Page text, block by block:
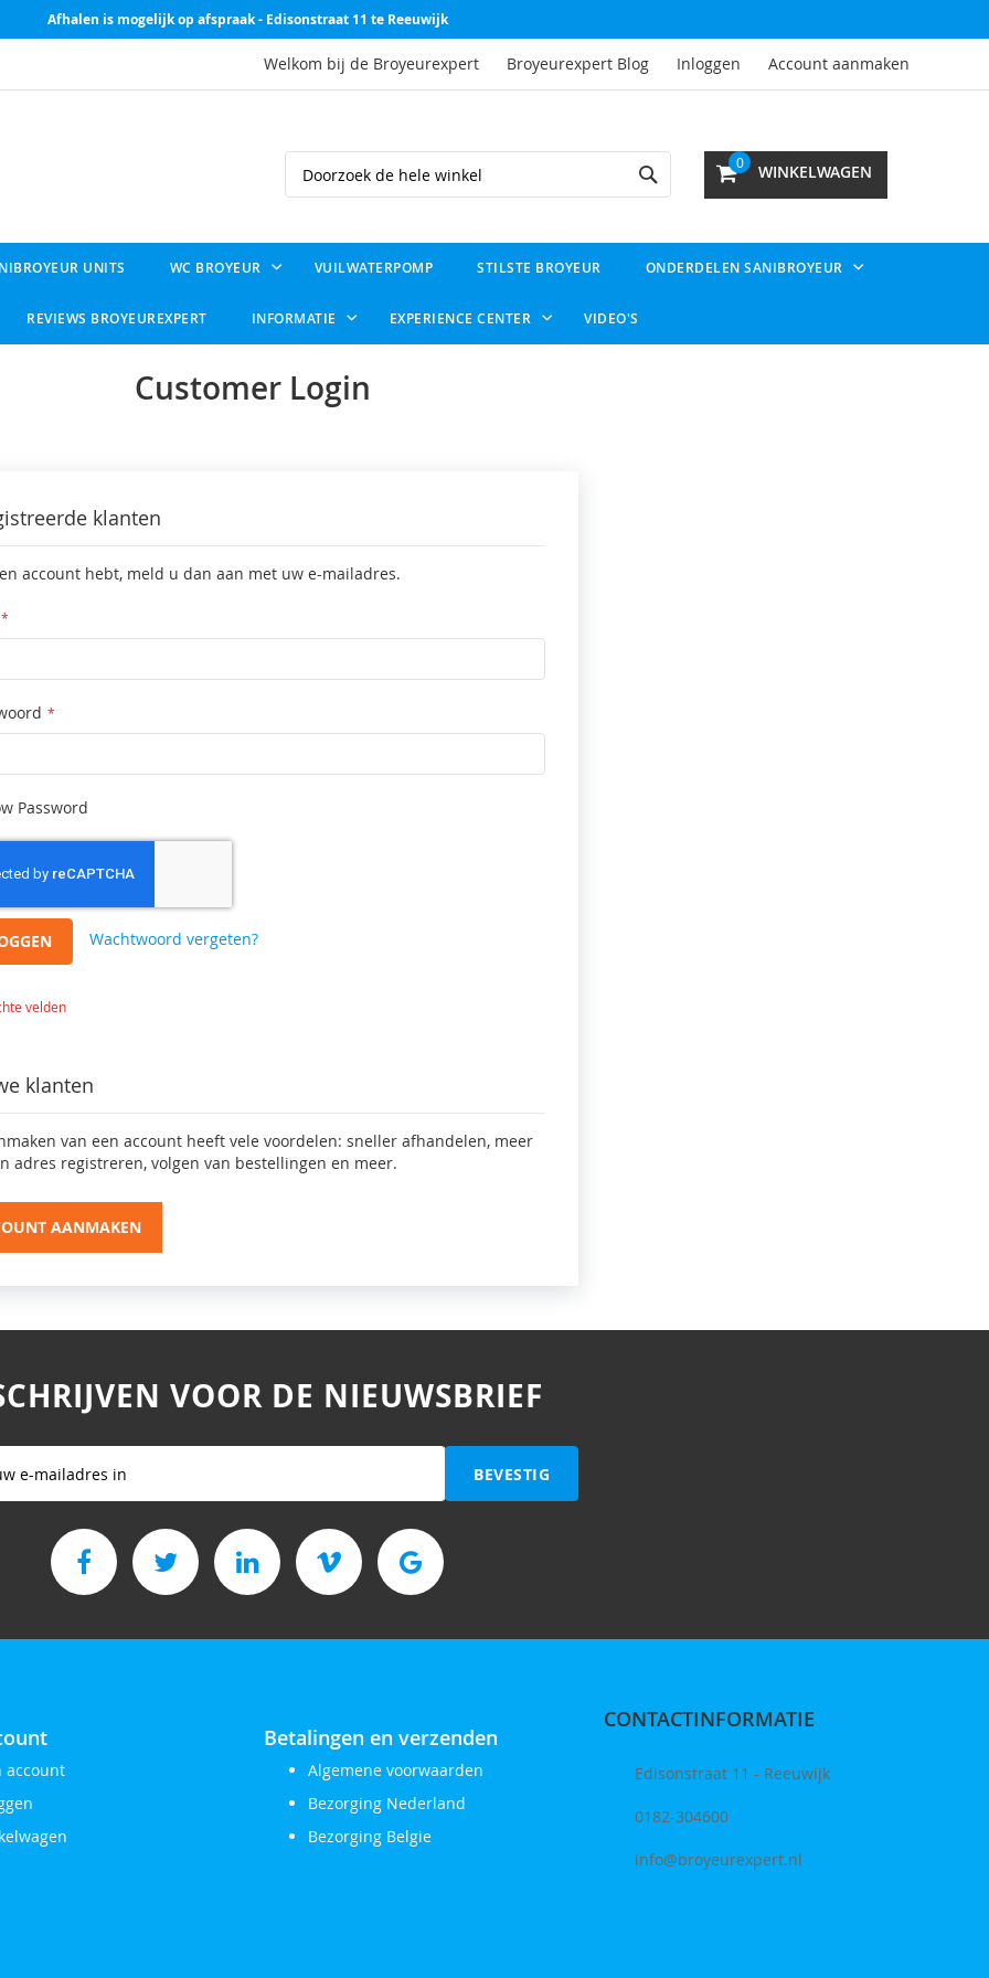
Afhalen is mogelijk op afspraak - Edisonstraat 11 te Reeuwijk
Welkom bij de Broyeurexpert Broyeurexpert Blog Inloggen Account aanmaken
WINKELWAGEN
0
Search
UNITS WC BROYEUR VUILWATERPOMP STILSTE BROYEUR ONDERDELEN SANIBROYEUR
REVIEWS BROYEUREXPERT INFORMATIE EXPERIENCE CENTER VIDEO'S
Customer Login
klanten
account hebt, meld u dan aan met uw e-mailadres.
Password
Wachtwoord vergeten?
klanten
van een account heeft vele voordelen: sneller afhandelen, meer
adres registreren, volgen van bestellingen en meer.
AANMAKEN
VOOR DE NIEUWSBRIEF
BEVESTIG
account
Betalingen en verzenden
Algemene voorwaarden
Bezorging Nederland
Bezorging Belgie
CONTACTINFORMATIE
Edisonstraat 11 - Reeuwijk
0182-304600
info@broyeurexpert.nl